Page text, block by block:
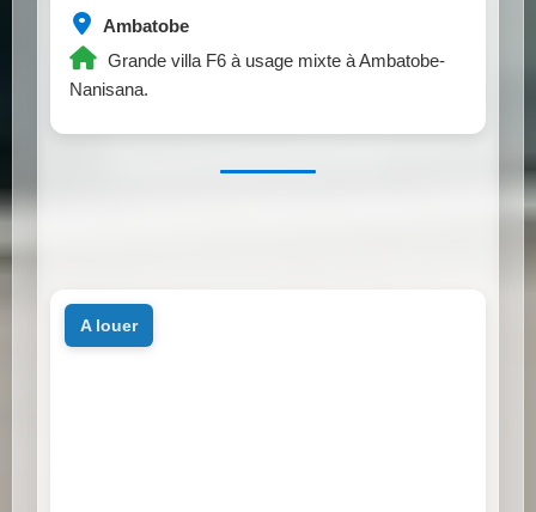
Ambatobe
Grande villa F6 à usage mixte à Ambatobe-
Nanisana.
a louer